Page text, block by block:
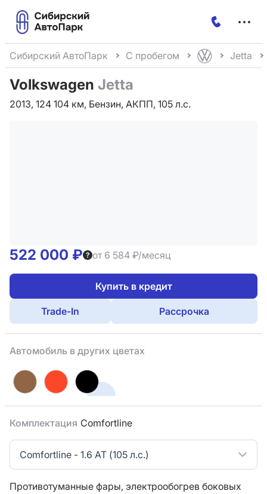
Сибирский АвтоПарк С пробегом Jetta
Volkswagen Jetta
2013, 124 104 км, Бензин, АКПП, 105 л.с.
522 000 ₽ от 6 584 ₽/месяц
Купить в кредит
Trade-In Рассрочка
Автомобиль в других цветах
Комплектация Comfortline
Comfortline - 1.6 AT (105 л.с.)
Противотуманные фары, электрообогрев боковых